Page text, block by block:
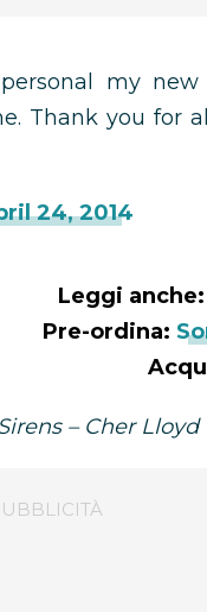
my new
Thank you for
24, 2014
Leggi anche:
Pre-ordina:
– Cher Lloyd